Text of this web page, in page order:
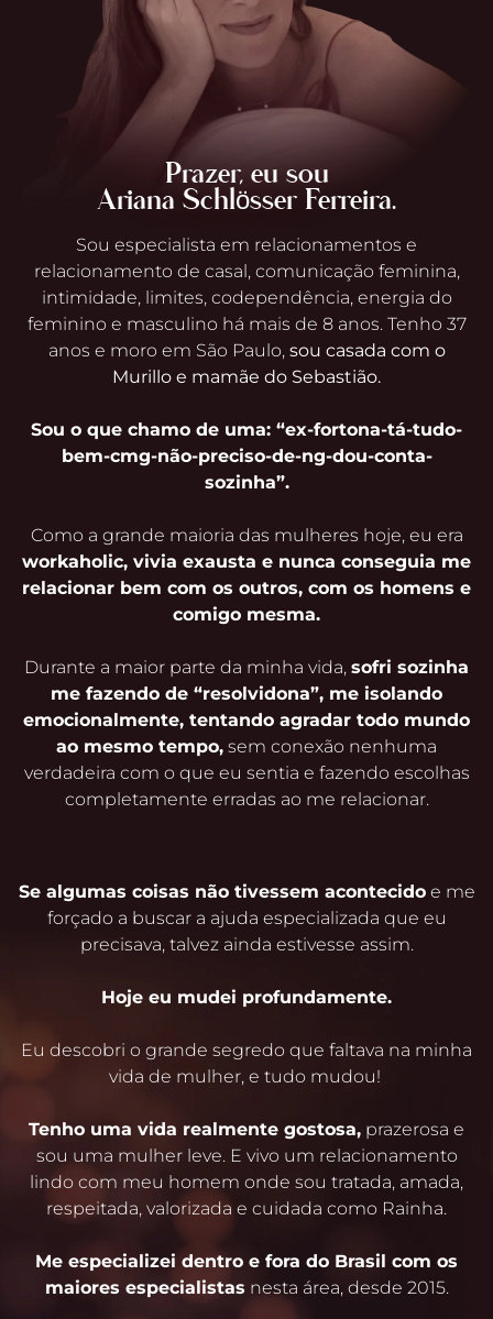
Prazer, eu sou
Ariana Schlösser Ferreira.
Sou especialista em relacionamentos e
relacionamento de casal, comunicação feminina,
intimidade, limites, codependência, energia do
feminino e masculino há mais de 8 anos. Tenho 37
anos e moro em São Paulo, sou casada com o
Murillo e mamãe do Sebastião.
Sou o que chamo de uma: “ex-fortona-tá-tudo-
bem-cmg-não-preciso-de-ng-dou-conta-
sozinha”.
Como a grande maioria das mulheres hoje, eu era
workaholic, vivia exausta e nunca conseguia me
relacionar bem com os outros, com os homens e
comigo mesma.
Durante a maior parte da minha vida, sofri sozinha
me fazendo de “resolvidona”, me isolando
emocionalmente, tentando agradar todo mundo
ao mesmo tempo, sem conexão nenhuma
verdadeira com o que eu sentia e fazendo escolhas
completamente erradas ao me relacionar.
Se algumas coisas não tivessem acontecidoe me
forçado a buscar a ajuda especializada que eu
precisava, talvez ainda estivesse assim.
Hoje eu mudei profundamente.
Eu descobri o grande segredo que faltava na minha
vida de mulher, e tudo mudou!
Tenho uma vida realmente gostosa, prazerosa e
sou uma mulher leve. E vivo um relacionamento
lindo com meu homem onde sou tratada, amada,
respeitada, valorizada e cuidada como Rainha.
Me especializei dentro e fora do Brasil com os
maiores especialistas nesta área, desde 2015.